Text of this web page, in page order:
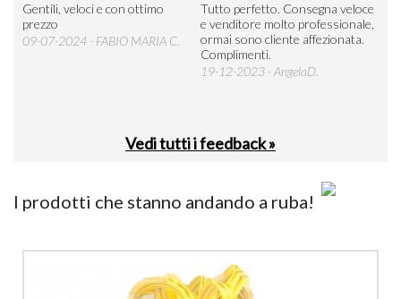
Gentili, veloci e con ottimo
prezzo
09-07-2024 - FABIO MARIA C.
Tutto perfetto. Consegna veloce
e venditore molto professionale,
ormai sono cliente affezionata.
Complimenti.
19-12-2023 - AngelaD.
Vedi tutti i feedback »
I prodotti che stanno andando a ruba!